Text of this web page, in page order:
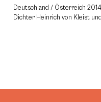
Deutschland / Österreich
Dichter Heinrich von Kleist